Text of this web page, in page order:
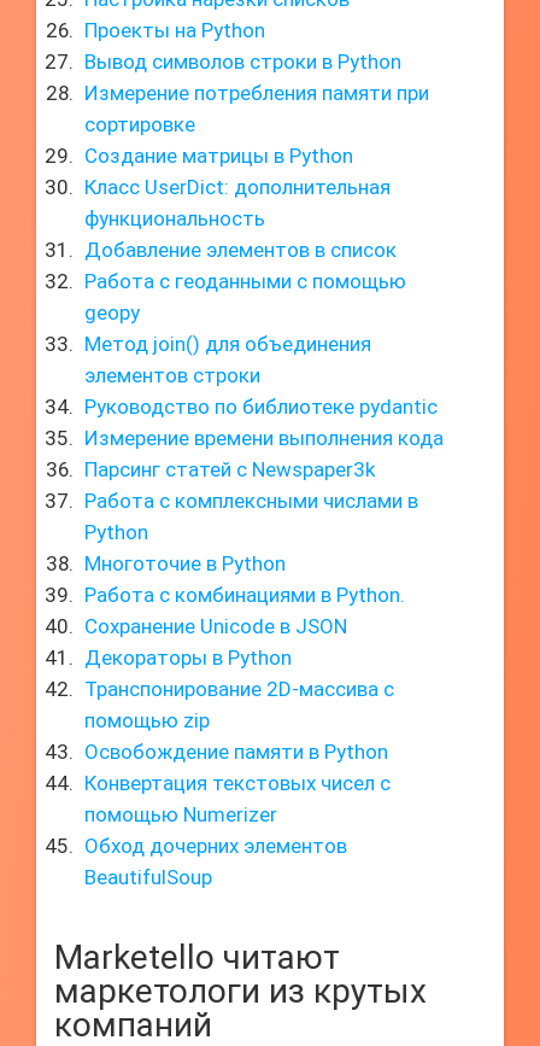
Проекты на Python
Вывод символов строки в Python
Измерение потребления памяти при
сортировке
Создание матрицы в Python
Класс UserDict: дополнительная
функциональность
Добавление элементов в список
Работа с геоданными с помощью
geopy
Метод join() для объединения
элементов строки
Руководство по библиотеке pydantic
Измерение времени выполнения кода
Парсинг статей с Newspaper3k
Работа с комплексными числами в
Python
Многоточие в Python
Работа с комбинациями в Python.
Сохранение Unicode в JSON
Декораторы в Python
Транспонирование 2D-массива с
помощью zip
Освобождение памяти в Python
Конвертация текстовых чисел с
помощью Numerizer
Обход дочерних элементов
BeautifulSoup
Marketello читают
маркетологи из крутых
компаний